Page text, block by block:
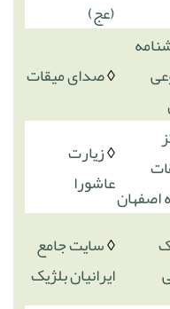
(عج)
◊صدای میقات
اصفهان
◊زیارت
عاشورا
◊سایت جامع
ایرانیان بلژیک